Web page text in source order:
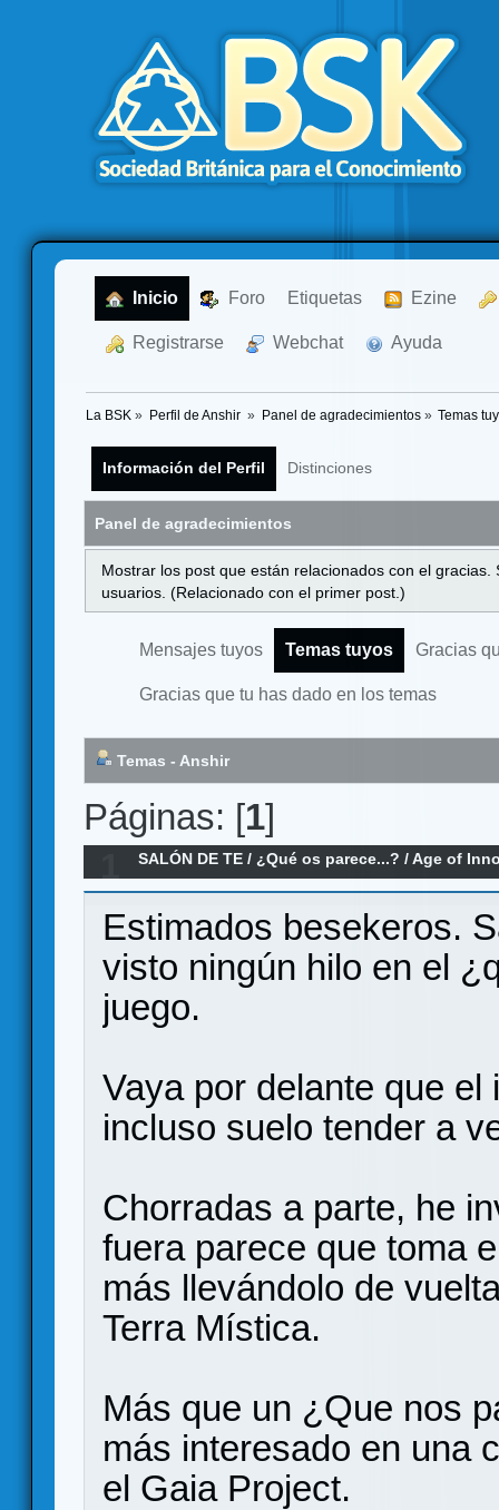
Inicio Foro Etiquetas Ezine
Registrarse Webchat Ayuda
La BSK » Perfil de Anshir » Panel de agradecimientos» Temas
Información del Perfil Distinciones
Panel de agradecimientos
Mostrar los post que están relacionados con el
usuarios. (Relacionado con el primer post.)
Mensajes tuyos Temas tuyos Gracias
Gracias que tu has dado en los temas
Temas - Anshir
Páginas: [1]
SALÓN DE TE /¿Qué os parece...? /Age of
Innovación, ¿Qué os parece?
Estimados besekeros.
visto ningún hilo en el
juego.
Vaya por delante que
incluso suelo tender a
Chorradas a parte, he
fuera parece que toma
más llevándolo de
Terra Mística.
Más que un ¿Que nos
más interesado en una
el Gaia Project.